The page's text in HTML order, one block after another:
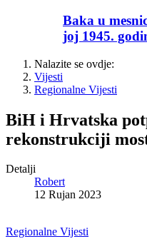
Baka u
joj 1945.
Nalazite se ovdje:
Vijesti
Regionalne Vijesti
BiH i Hrvatska
rekonstrukciji
Detalji
Robert
12 Rujan 2023
Regionalne Vijesti